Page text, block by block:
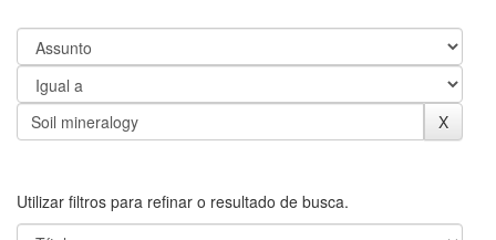
Utilizar filtros para refinar o resultado de busca.